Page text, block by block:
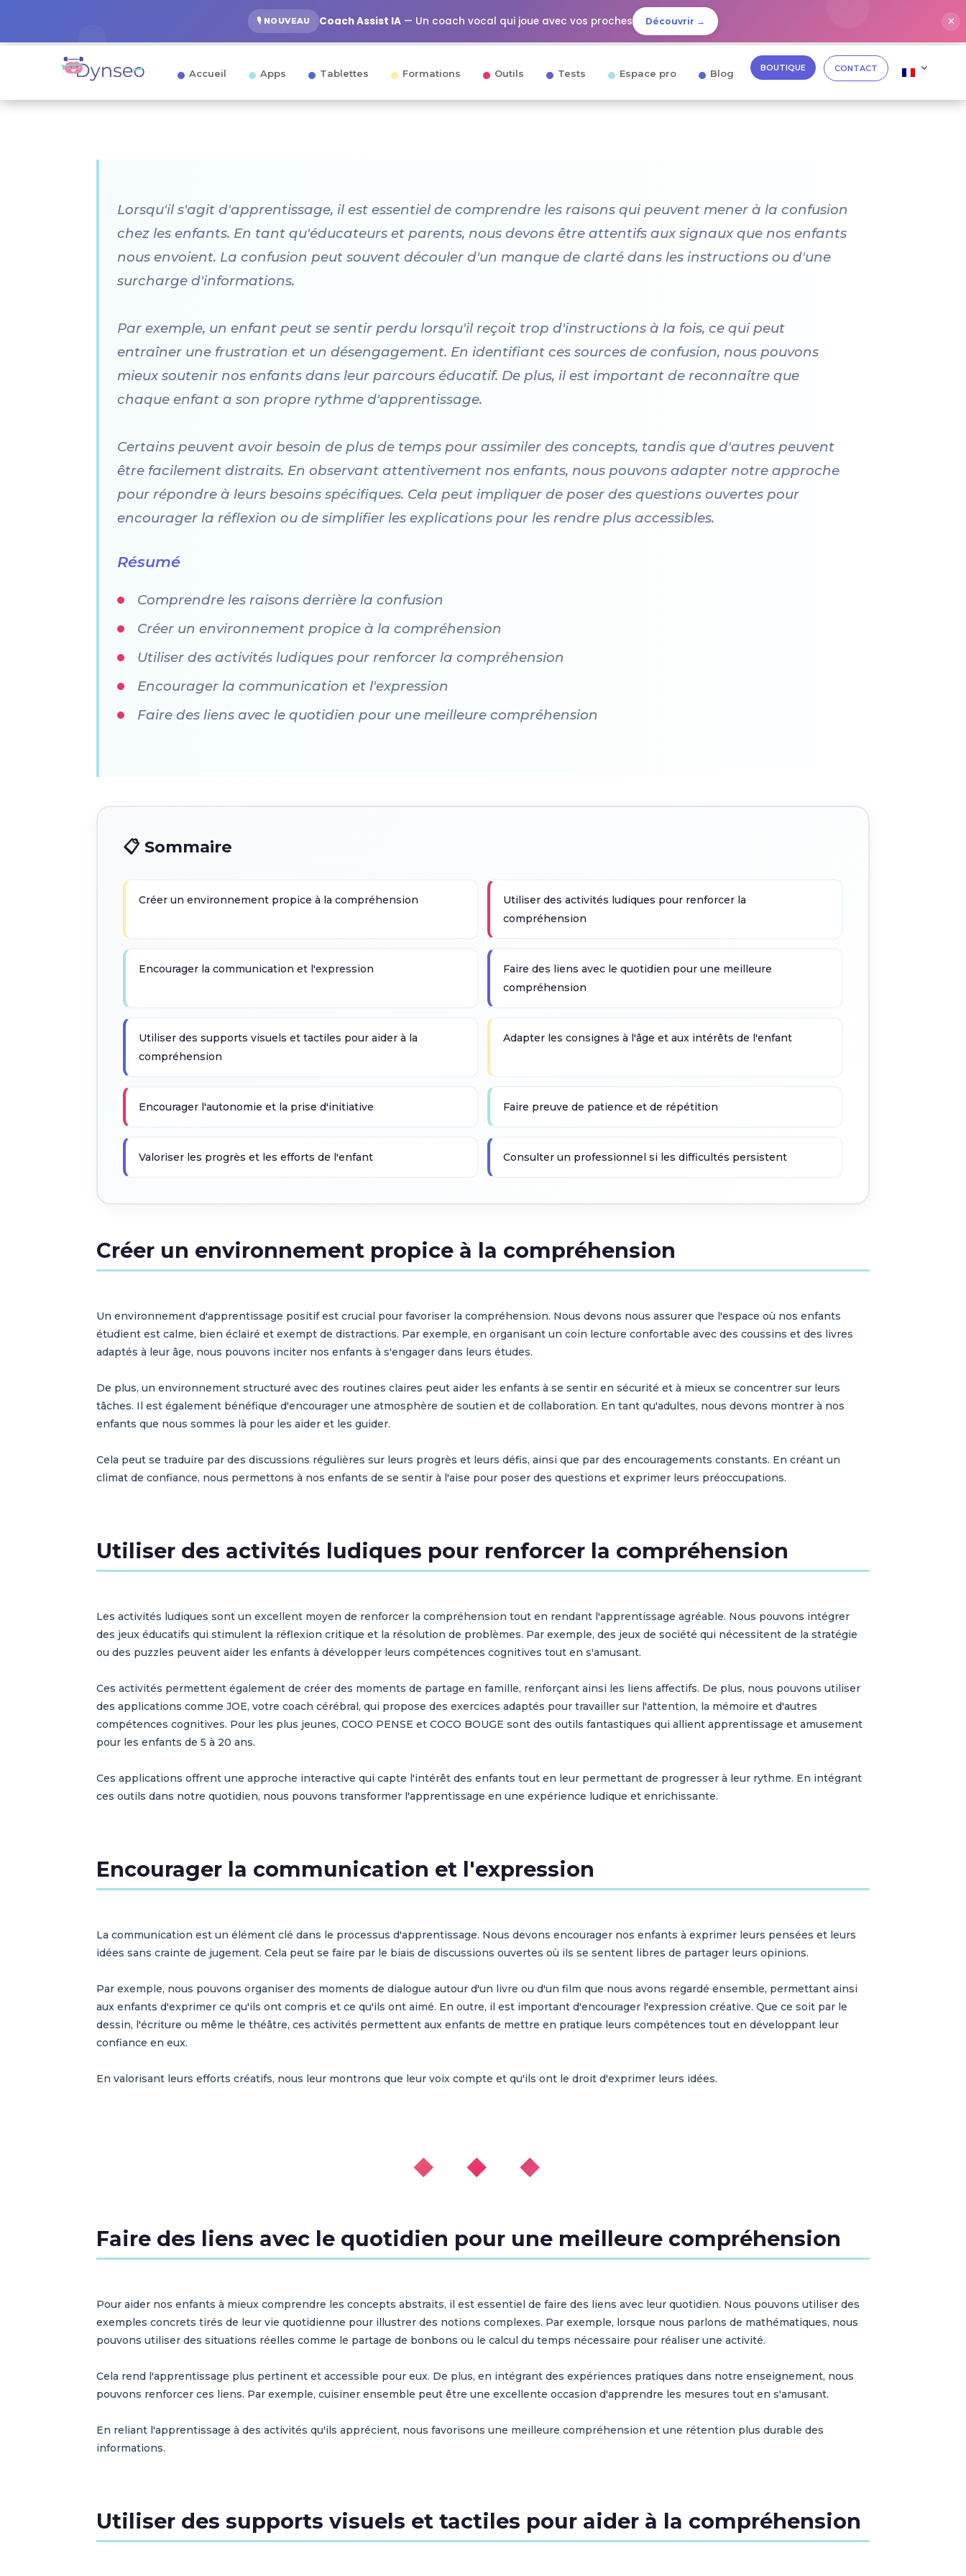
🎙️ NOUVEAU Coach Assist IA— Un coach vocal qui joue avec vos proches Découvrir → ✕
Accueil Apps Tablettes Formations Outils Tests Espace pro Blog BOUTIQUE CONTACT
Lorsqu'il s'agit d'apprentissage, il est essentiel de comprendre les raisons qui peuvent mener à la confusion
chez les enfants. En tant qu'éducateurs et parents, nous devons être attentifs aux signaux que nos enfants
nous envoient. La confusion peut souvent découler d'un manque de clarté dans les instructions ou d'une
surcharge d'informations.
Par exemple, un enfant peut se sentir perdu lorsqu'il reçoit trop d'instructions à la fois, ce qui peut
entraîner une frustration et un désengagement. En identifiant ces sources de confusion, nous pouvons
mieux soutenir nos enfants dans leur parcours éducatif. De plus, il est important de reconnaître que
chaque enfant a son propre rythme d'apprentissage.
Certains peuvent avoir besoin de plus de temps pour assimiler des concepts, tandis que d'autres peuvent
être facilement distraits. En observant attentivement nos enfants, nous pouvons adapter notre approche
pour répondre à leurs besoins spécifiques. Cela peut impliquer de poser des questions ouvertes pour
encourager la réflexion ou de simplifier les explications pour les rendre plus accessibles.
Résumé
Comprendre les raisons derrière la confusion
Créer un environnement propice à la compréhension
Utiliser des activités ludiques pour renforcer la compréhension
Encourager la communication et l'expression
Faire des liens avec le quotidien pour une meilleure compréhension
📋 Sommaire
Créer un environnement propice à la compréhension
Utiliser des activités ludiques pour renforcer la
compréhension
Encourager la communication et l'expression
Faire des liens avec le quotidien pour une meilleure
compréhension
Utiliser des supports visuels et tactiles pour aider à la
compréhension
Adapter les consignes à l'âge et aux intérêts de l'enfant
Encourager l'autonomie et la prise d'initiative Faire preuve de patience et de répétition
Valoriser les progrès et les efforts de l'enfant Consulter un professionnel si les difficultés persistent
Créer un environnement propice à la compréhension
Un environnement d'apprentissage positif est crucial pour favoriser la compréhension. Nous devons nous assurer que l'espace où nos enfants
étudient est calme, bien éclairé et exempt de distractions. Par exemple, en organisant un coin lecture confortable avec des coussins et des livres
adaptés à leur âge, nous pouvons inciter nos enfants à s'engager dans leurs études.
De plus, un environnement structuré avec des routines claires peut aider les enfants à se sentir en sécurité et à mieux se concentrer sur leurs
tâches. Il est également bénéfique d'encourager une atmosphère de soutien et de collaboration. En tant qu'adultes, nous devons montrer à nos
enfants que nous sommes là pour les aider et les guider.
Cela peut se traduire par des discussions régulières sur leurs progrès et leurs défis, ainsi que par des encouragements constants. En créant un
climat de confiance, nous permettons à nos enfants de se sentir à l'aise pour poser des questions et exprimer leurs préoccupations.
Utiliser des activités ludiques pour renforcer la compréhension
Les activités ludiques sont un excellent moyen de renforcer la compréhension tout en rendant l'apprentissage agréable. Nous pouvons intégrer
des jeux éducatifs qui stimulent la réflexion critique et la résolution de problèmes. Par exemple, des jeux de société qui nécessitent de la stratégie
ou des puzzles peuvent aider les enfants à développer leurs compétences cognitives tout en s'amusant.
Ces activités permettent également de créer des moments de partage en famille, renforçant ainsi les liens affectifs. De plus, nous pouvons utiliser
des applications comme JOE, votre coach cérébral, qui propose des exercices adaptés pour travailler sur l'attention, la mémoire et d'autres
compétences cognitives. Pour les plus jeunes, COCO PENSE et COCO BOUGE sont des outils fantastiques qui allient apprentissage et amusement
pour les enfants de 5 à 20 ans.
Ces applications offrent une approche interactive qui capte l'intérêt des enfants tout en leur permettant de progresser à leur rythme. En intégrant
ces outils dans notre quotidien, nous pouvons transformer l'apprentissage en une expérience ludique et enrichissante.
Encourager la communication et l'expression
La communication est un élément clé dans le processus d'apprentissage. Nous devons encourager nos enfants à exprimer leurs pensées et leurs
idées sans crainte de jugement. Cela peut se faire par le biais de discussions ouvertes où ils se sentent libres de partager leurs opinions.
Par exemple, nous pouvons organiser des moments de dialogue autour d'un livre ou d'un film que nous avons regardé ensemble, permettant ainsi
aux enfants d'exprimer ce qu'ils ont compris et ce qu'ils ont aimé. En outre, il est important d'encourager l'expression créative. Que ce soit par le
dessin, l'écriture ou même le théâtre, ces activités permettent aux enfants de mettre en pratique leurs compétences tout en développant leur
confiance en eux.
En valorisant leurs efforts créatifs, nous leur montrons que leur voix compte et qu'ils ont le droit d'exprimer leurs idées.
◆ ◆ ◆
Faire des liens avec le quotidien pour une meilleure compréhension
Pour aider nos enfants à mieux comprendre les concepts abstraits, il est essentiel de faire des liens avec leur quotidien. Nous pouvons utiliser des
exemples concrets tirés de leur vie quotidienne pour illustrer des notions complexes. Par exemple, lorsque nous parlons de mathématiques, nous
pouvons utiliser des situations réelles comme le partage de bonbons ou le calcul du temps nécessaire pour réaliser une activité.
Cela rend l'apprentissage plus pertinent et accessible pour eux. De plus, en intégrant des expériences pratiques dans notre enseignement, nous
pouvons renforcer ces liens. Par exemple, cuisiner ensemble peut être une excellente occasion d'apprendre les mesures tout en s'amusant.
En reliant l'apprentissage à des activités qu'ils apprécient, nous favorisons une meilleure compréhension et une rétention plus durable des
informations.
Utiliser des supports visuels et tactiles pour aider à la compréhension